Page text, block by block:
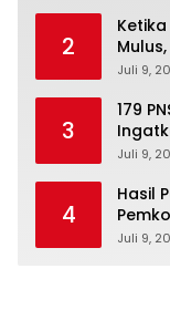
2
Juli 9,
3
179
Juli 9,
4
Hasil
Juli 9,